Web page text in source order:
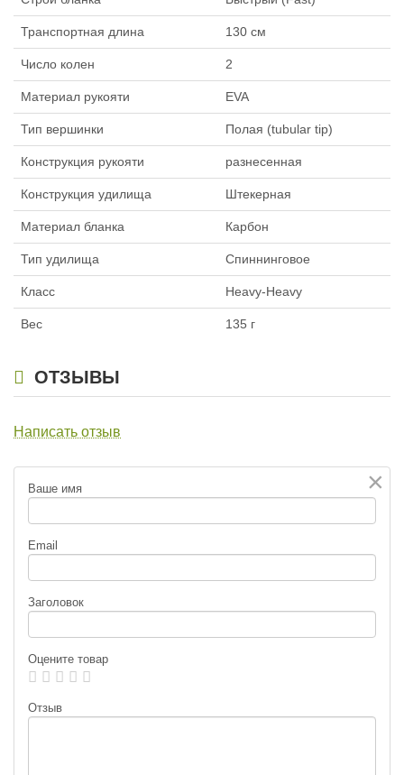
Транспортная длина 130 см
Число колен 2
Материал рукояти EVA
Тип вершинки Полая (tubular tip)
Конструкция рукояти разнесенная
Конструкция удилища Штекерная
Материал бланка Карбон
Тип удилища Спиннинговое
Класс Heavy-Heavy
Вес 135 г
ОТЗЫВЫ
Написать отзыв
×
Ваше имя
Email
Заголовок
Оцените товар
Отзыв